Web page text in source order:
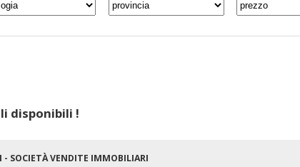
disponibili !
- SOCIETÀ VENDITE IMMOBILIARI